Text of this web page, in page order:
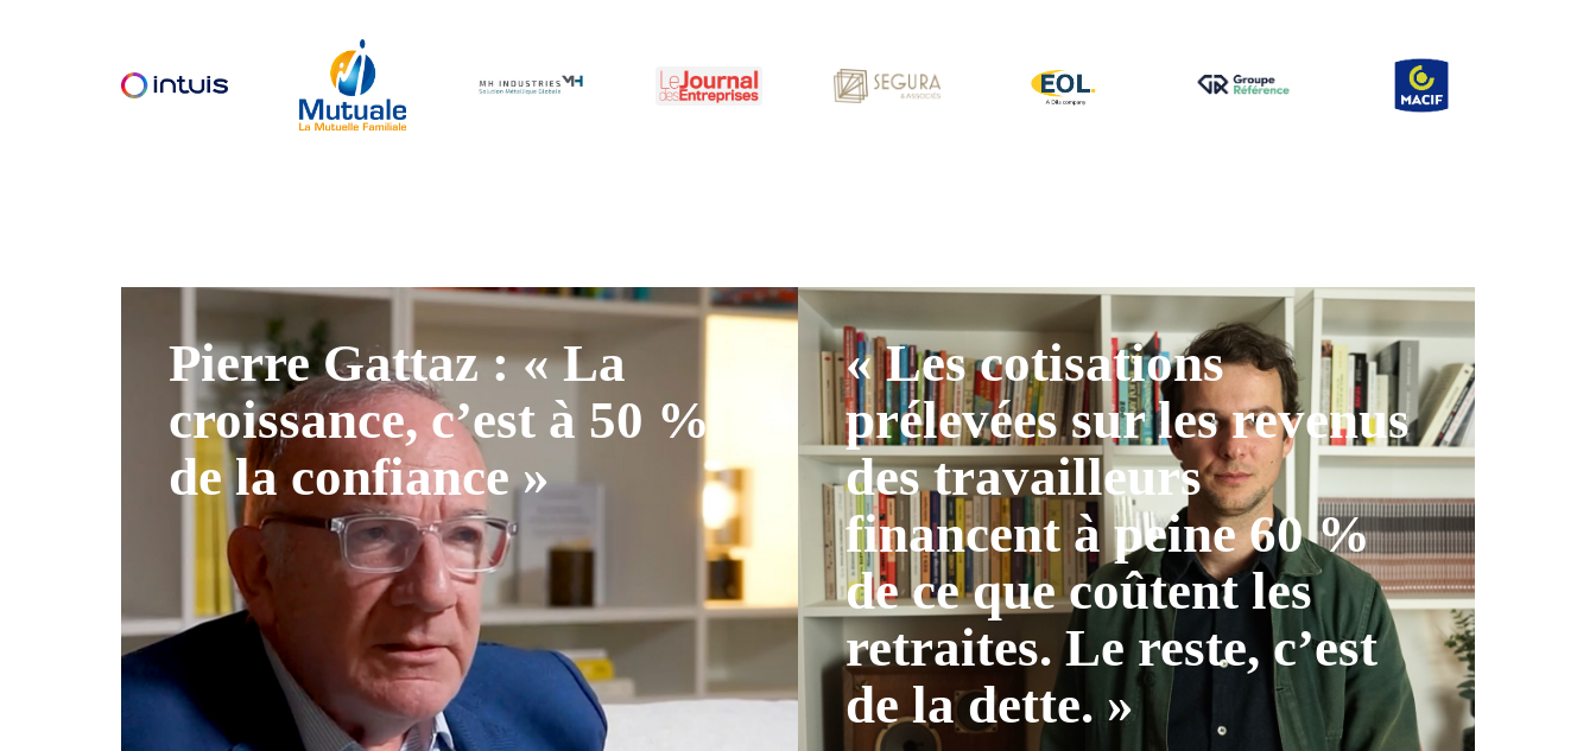
Pierre Gattaz : « La
croissance, c’est à 50 %
de la confiance »
« Les cotisations
prélevées sur les revenus
des travailleurs
financent à peine 60 %
de ce que coûtent les
retraites. Le reste, c’est
de la dette. »